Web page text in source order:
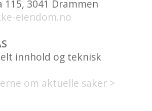
115, 3041 Drammen
eiendom.no
innhold og teknisk
om aktuelle saker >